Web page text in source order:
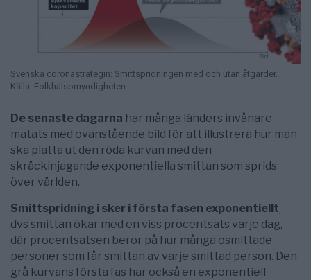
Svenska coronastrategin: Smittspridningen med och utan åtgärder.
Källa: Folkhälsomyndigheten
De senaste dagarna har många länders invånare
matats med ovanstående bild för att illustrera hur man
ska platta ut den röda kurvan med den
skräckinjagande exponentiella smittan som sprids
över världen.
Smittspridning i sker i första fasen exponentiellt,
dvs smittan ökar med en viss procentsats varje dag,
där procentsatsen beror på hur många osmittade
personer som får smittan av varje smittad person. Den
grå kurvans första fas har också en exponentiell